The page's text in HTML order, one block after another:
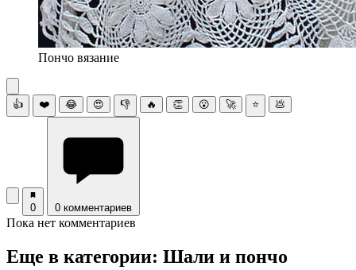
Пончо вязание
👍 ❤️ 😂 😍 👎 🔥 👏 😮 🚀 ⭐ 💩
0 0 комментариев
Пока нет комментариев
Еще в категории: Шали и пончо